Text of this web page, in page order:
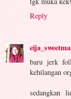
Reply
baru jerk
kehilangan
sedangkan